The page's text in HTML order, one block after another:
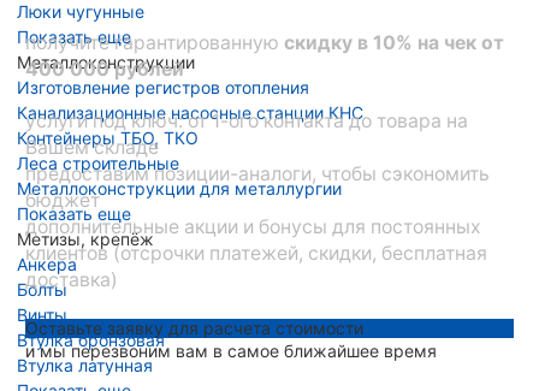
Люки чугунные
Показать еще
Металлоконструкции
Изготовление регистров отопления
Канализационные насосные станции КНС
Контейнеры ТБО, ТКО
Леса строительные
Металлоконструкции для металлургии
Показать еще
Метизы, крепёж
Анкера
Болты
Винты
Втулка бронзовая
Втулка латунная
получите гарантированную скидку в 10% на чек от
400 000 рублей
услуги под ключ: от 1-ого контакта до товара на
Вашем складе
предоставим позиции-аналоги, чтобы сэкономить
бюджет
дополнительные акции и бонусы для постоянных
клиентов (отсрочки платежей, скидки, бесплатная
доставка)
Оставьте заявку для расчета стоимости
и мы перезвоним вам в самое ближайшее время